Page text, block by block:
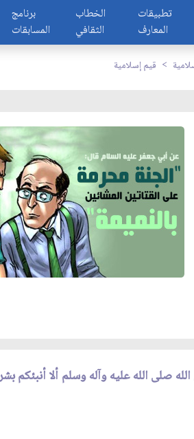
برنامج
المسابقات
الخطاب
الثقافي
تطبيقات
المعارف
قيم إسلامية
صلى الله عليه وآله وسلم ألا أنبئكم